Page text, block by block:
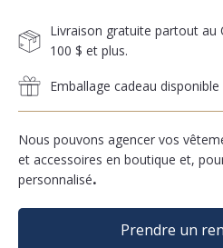
Livraison gratuite partout au
100 $ et plus.
Emballage cadeau disponible
Nous pouvons agencer vos
et accessoires en boutique et,
personnalisé.
Prendre un